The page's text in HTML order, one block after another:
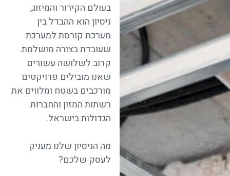
בעולם הקירור והמיזוג,
ניסיון הוא ההבדל בין
מערכת קורסת למערכת
שעובדת בצורה מושלמת.
קרוב לשלושה עשורים
שאנו מובילים פרויקטים
מורכבים בשטח ומלווים את
רשתות המזון והחברות
הגדולות בישראל.
מה הניסיון שלנו מעניק
לעסק שלכם?